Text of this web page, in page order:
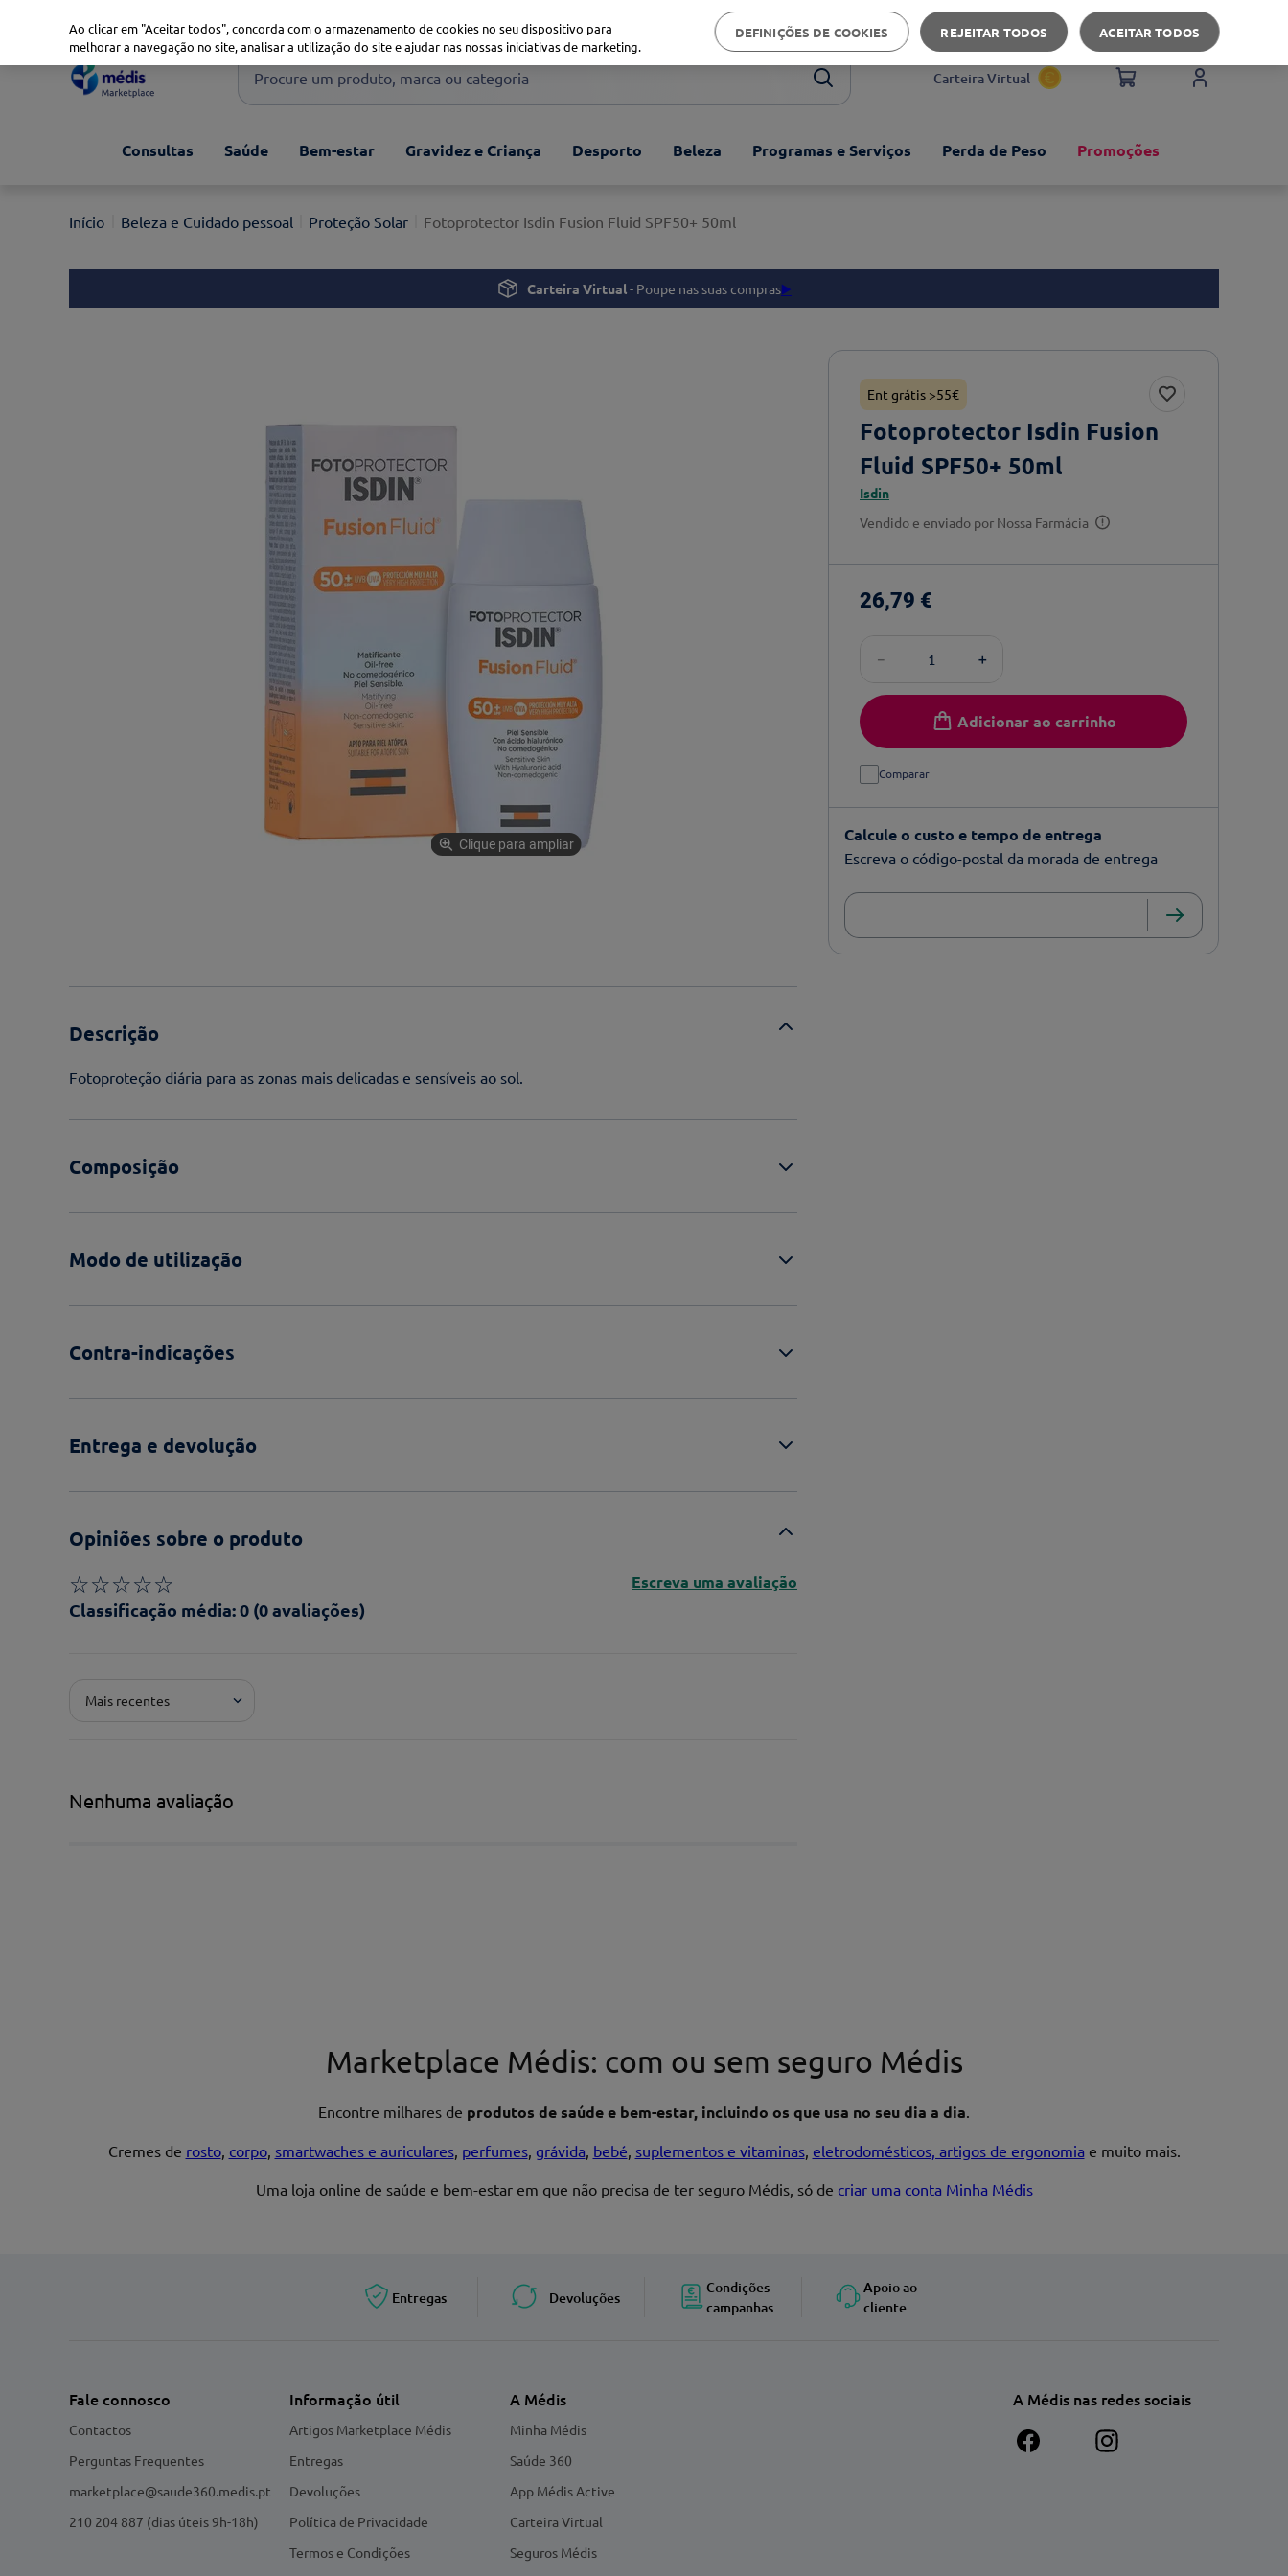
Apoio ao cliente
Procure um produto, marca ou categoria
1º xiaomi
3º now
Carteira Virtual
Consultas Saúde Bem-estar Gravidez e Criança Desporto Beleza Programas e Serviços Perda de Peso Promoções
Beleza e Cuidado pessoal Proteção Solar Fotoprotector Isdin Fusion Fluid SPF50+ 50ml
Carteira Virtual- Poupe nas suas compras▶️
Clique para ampliar
Descrição
Fotoproteção diária para as zonas mais delicadas e sensíveis ao sol.
Composição
Modo de utilização
Contra-indicações
Entrega e devolução
Opiniões sobre o produto
☆☆☆☆☆
Classificação média: 0 (0 avaliações)
Escreva uma avaliação
Pontuação*
Mais recentes
Nenhuma avaliação
Ent grátis >55€
Fotoprotector Isdin Fusion
Fluid SPF50+ 50ml
Isdin
Vendido e enviado por Nossa Farmácia
26,79 €
＋
－
Adicionar ao carrinho
Comparar
Calcule o custo e tempo de entrega
Escreva o código-postal da morada de entrega
Marketplace Médis: com ou sem seguro Médis
Encontre milhares de produtos de saúde e bem-estar, incluindo os que usa no seu dia a dia.
Cremes de rosto, corpo, smartwaches e auriculares, perfumes, grávida, bebé, suplementos e vitaminas, eletrodomésticos, artigos de ergonomia e muito mais.
Uma loja online de saúde e bem-estar em que não precisa de ter seguro Médis, só de criar uma conta Minha Médis
Entregas Devoluções
Condições
campanhas
Apoio ao
cliente
Fale connosco
Contactos
Perguntas Frequentes
marketplace@saude360.medis.pt
210 204 887 (dias úteis 9h-18h)
Informação útil
Artigos Marketplace Médis
Entregas
Devoluções
Política de Privacidade
Termos e Condições
A Médis
Minha Médis
Saúde 360
App Médis Active
Carteira Virtual
Seguros Médis
A Médis nas redes sociais
Ao clicar em "Aceitar todos", concorda com o armazenamento de cookies no seu dispositivo para
melhorar a navegação no site, analisar a utilização do site e ajudar nas nossas iniciativas de marketing.
DEFINIÇÕES DE COOKIES REJEITAR TODOS ACEITAR TODOS